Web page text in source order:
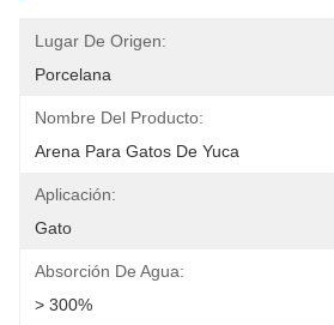
Lugar De Origen:
Porcelana
Nombre Del Producto:
Arena Para Gatos De Yuca
Aplicación:
Gato
Absorción De Agua:
> 300%